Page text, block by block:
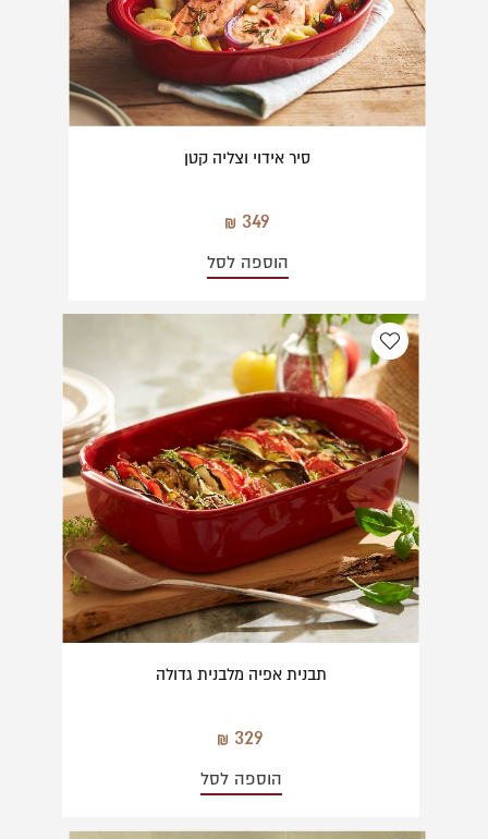
סיר אידוי וצליה קטן
349
הוספה לסל
תבנית אפיה מלבנית גדולה
329
הוספה לסל